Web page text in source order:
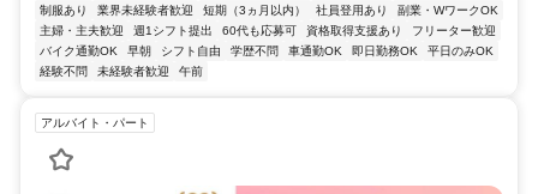
制服あり 業界未経験者歓迎 短期（3ヵ月以内） 社員登用あり
副業・WワークOK
主婦・主夫歓迎
週1シフト提出 60代も応募可 資格取得支援あり
フリーター歓迎
バイク通勤OK
早朝 シフト自由 学歴不問 車通勤OK 即日勤務OK
平日のみOK
経験不問
未経験者歓迎 午前
アルバイト・パート